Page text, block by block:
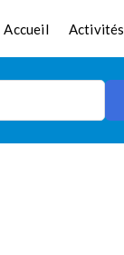
Accueil Activités